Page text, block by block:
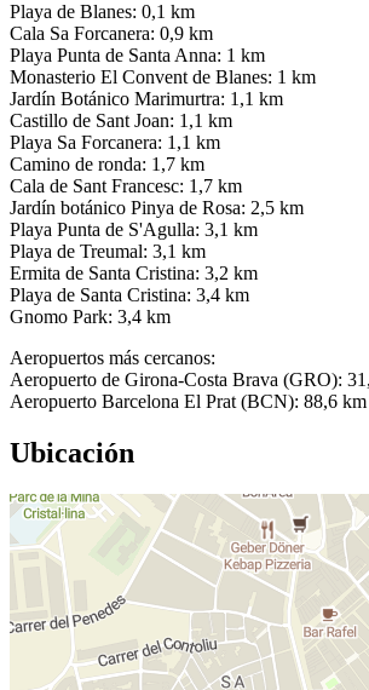
Playa de Blanes: 0,1 km
Cala Sa Forcanera: 0,9 km
Playa Punta de Santa Anna: 1 km
Monasterio El Convent de Blanes: 1 km
Jardín Botánico Marimurtra: 1,1 km
Castillo de Sant Joan: 1,1 km
Playa Sa Forcanera: 1,1 km
Camino de ronda: 1,7 km
Cala de Sant Francesc: 1,7 km
Jardín botánico Pinya de Rosa: 2,5 km
Playa Punta de S'Agulla: 3,1 km
Playa de Treumal: 3,1 km
Ermita de Santa Cristina: 3,2 km
Playa de Santa Cristina: 3,4 km
Gnomo Park: 3,4 km
Aeropuertos más cercanos:
Aeropuerto de Girona-Costa Brava (GRO):
Aeropuerto Barcelona El Prat (BCN): 88,6 km
Ubicación